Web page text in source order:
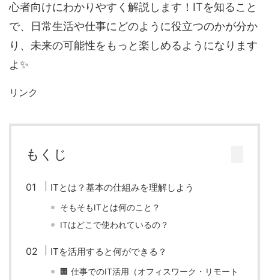
心者向けにわかりやすく解説します！ITを知ること
で、日常生活や仕事にどのように役立つのかが分か
り、未来の可能性をもっと楽しめるようになります
よ✨
リンク
もくじ
ITとは？基本の仕組みを理解しよう
そもそもITとは何のこと？
ITはどこで使われているの？
ITを活用すると何ができる？
🏢 仕事でのIT活用（オフィスワーク・リモート